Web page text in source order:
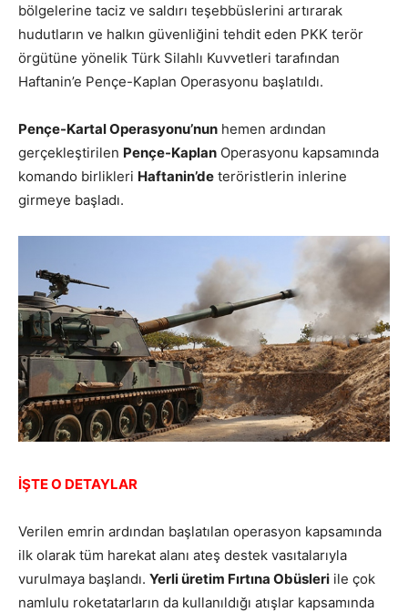
bölgelerine taciz ve saldırı teşebbüslerini artırarak
hudutların ve halkın güvenliğini tehdit eden PKK terör
örgütüne yönelik Türk Silahlı Kuvvetleri tarafından
Haftanin’e Pençe-Kaplan Operasyonu başlatıldı.
Pençe-Kartal Operasyonu’nun hemen ardından
gerçekleştirilen Pençe-Kaplan Operasyonu kapsamında
komando birlikleri Haftanin’de teröristlerin inlerine
girmeye başladı.
İŞTE O DETAYLAR
Verilen emrin ardından başlatılan operasyon kapsamında
ilk olarak tüm harekat alanı ateş destek vasıtalarıyla
vurulmaya başlandı. Yerli üretim Fırtına Obüsleri ile çok
namlulu roketatarların da kullanıldığı atışlar kapsamında